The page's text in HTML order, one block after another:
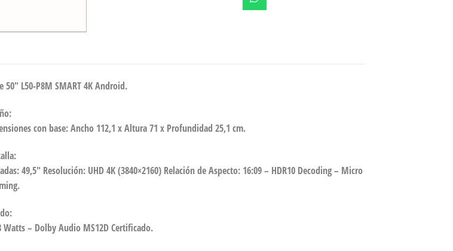
50″ L50-P8M SMART 4K Android.
con base: Ancho 112,1 x Altura 71 x Profundidad 25,1 cm.
49,5″ Resolución: UHD 4K (3840×2160) Relación de Aspecto: 16:09 – HDR10 Decoding – Micro
Watts – Dolby Audio MS12D Certificado.